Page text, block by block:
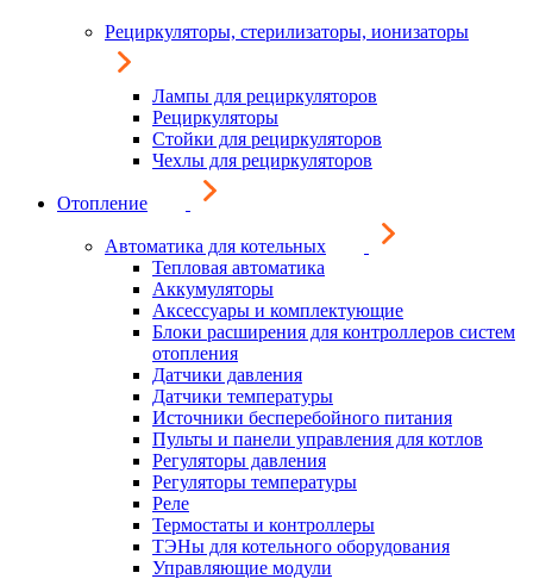
Рециркуляторы, стерилизаторы, ионизаторы
Лампы для рециркуляторов
Рециркуляторы
Стойки для рециркуляторов
Чехлы для рециркуляторов
Отопление
Автоматика для котельных
Тепловая автоматика
Аккумуляторы
Аксессуары и комплектующие
Блоки расширения для контроллеров систем
отопления
Датчики давления
Датчики температуры
Источники бесперебойного питания
Пульты и панели управления для котлов
Регуляторы давления
Регуляторы температуры
Реле
Термостаты и контроллеры
ТЭНы для котельного оборудования
Управляющие модули